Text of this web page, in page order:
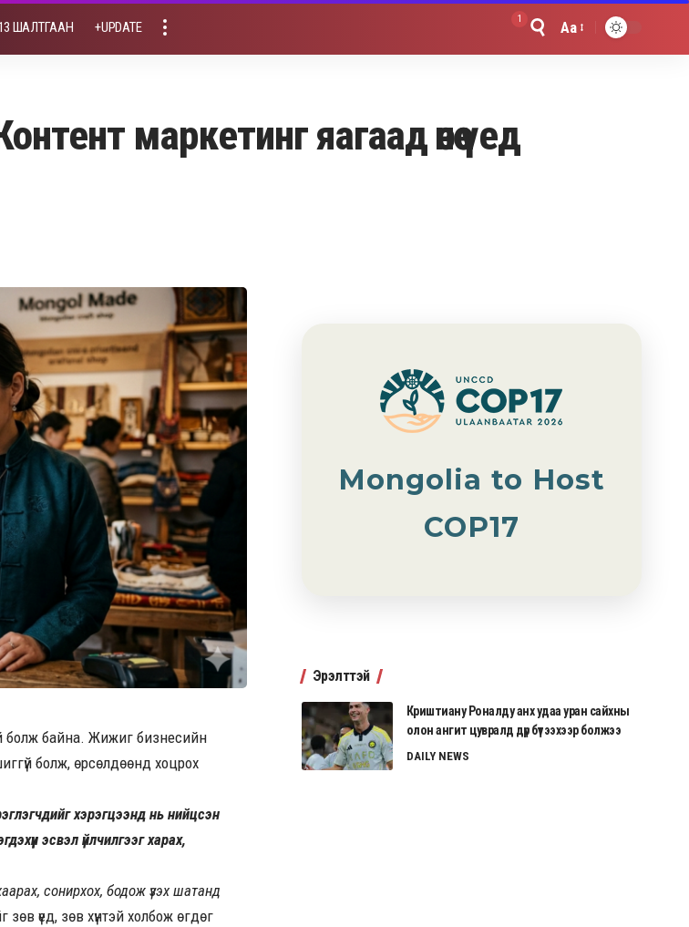
ШАЛТГААН +UPDATE
1
Font
Aa
маркетинг яагаад өнөө үед
болж байна. Жижиг бизнесийн
болж, өрсөлдөөнд хоцрох
хэрэгцээнд нь нийцсэн
эсвэл үйлчилгээг харах,
сонирхох, бодож үзэх шатанд
үед, зөв хүнтэй холбож өгдөг
Mongolia to Host
COP17
Эрэлттэй
Криштиану Роналду анх удаа уран сайхны
олон ангит цувралд дүр бүтээхээр болжээ
DAILY NEWS